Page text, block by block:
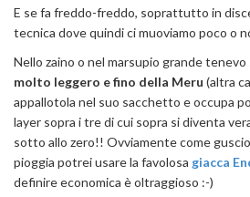
E se fa freddo-freddo, soprattutto in
tecnica dove quindi ci muoviamo poco o
Nello zaino o nel marsupio grande tenevo
molto leggero e fino della Meru (altra
appallotola nel suo sacchetto e occupa
layer sopra i tre di cui sopra si diventa
sotto allo zero!! Ovviamente come
pioggia potrei usare la favolosa giacca
definire economica è oltraggioso :-)